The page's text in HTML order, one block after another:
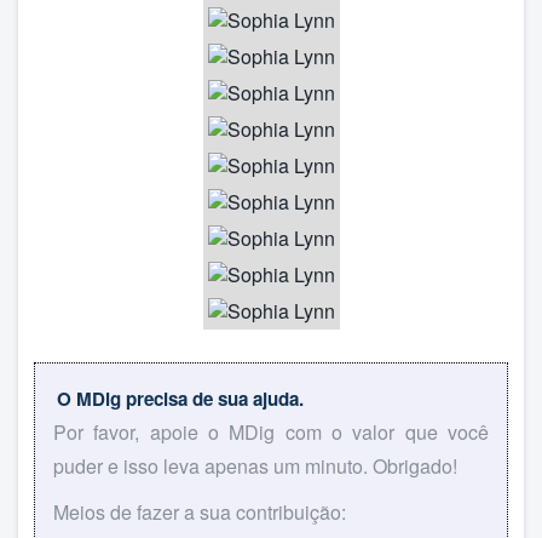
O MDig precisa de sua ajuda.
Por favor, apoie o MDig com o valor que você
puder e isso leva apenas um minuto. Obrigado!
Meios de fazer a sua contribuição: